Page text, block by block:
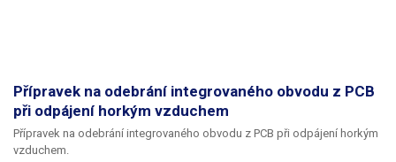
Přípravek na odebrání integrovaného obvodu z PCB
při odpájení horkým vzduchem
Přípravek na odebrání integrovaného obvodu z PCB při odpájení horkým
vzduchem.